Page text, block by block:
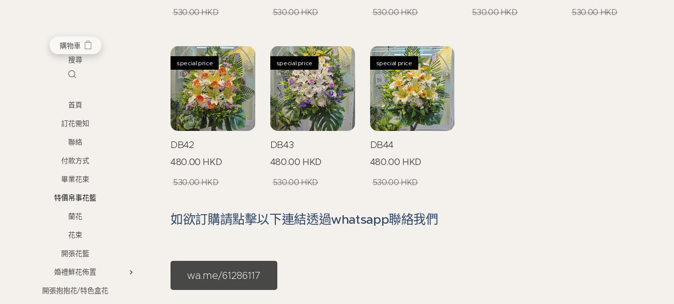
購物車
搜尋
首頁
訂花需知
聯絡
付款方式
畢業花束
特價帛事花籃
蘭花
花束
開張花籃
婚禮鮮花佈置
開張抱抱花/特色盒花
530.00HKD 530.00HKD 530.00HKD 530.00HKD 530.00HKD
DB42
special price
480.00 HKD
530.00HKD
DB43
special price
480.00 HKD
530.00HKD
DB44
special price
480.00 HKD
530.00HKD
如欲訂購請點擊以下連結透過whatsapp聯絡我們
wa.me/61286117